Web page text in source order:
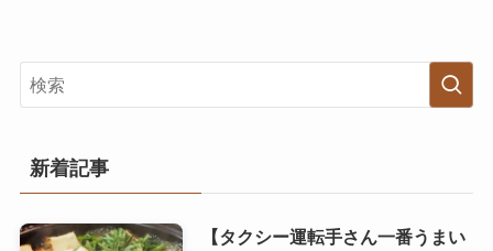
新着記事
【タクシー運転手さん一番うまい